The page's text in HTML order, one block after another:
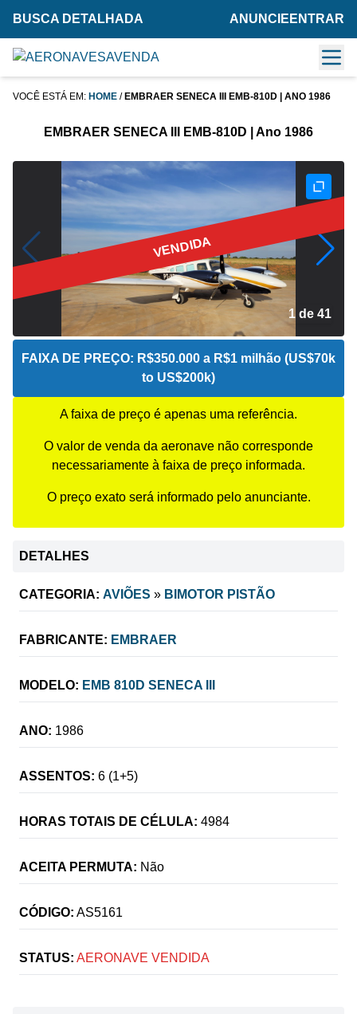
BUSCA DETALHADA ANUNCIE ENTRAR
VOCÊ ESTÁ EM: HOME / EMBRAER SENECA III EMB-810D | ANO 1986
EMBRAER SENECA III EMB-810D | Ano 1986
VENDIDA
2 de 41
FAIXA DE PREÇO: R$350.000 a R$1 milhão (US$70k
to US$200k)
A faixa de preço é apenas uma referência.
O valor de venda da aeronave não corresponde
necessariamente à faixa de preço informada.
O preço exato será informado pelo anunciante.
DETALHES
CATEGORIA: AVIÕES » BIMOTOR PISTÃO
FABRICANTE: EMBRAER
MODELO: EMB 810D SENECA III
ANO: 1986
ASSENTOS: 6 (1+5)
HORAS TOTAIS DE CÉLULA: 4984
ACEITA PERMUTA: Não
CÓDIGO: AS5161
STATUS: AERONAVE VENDIDA